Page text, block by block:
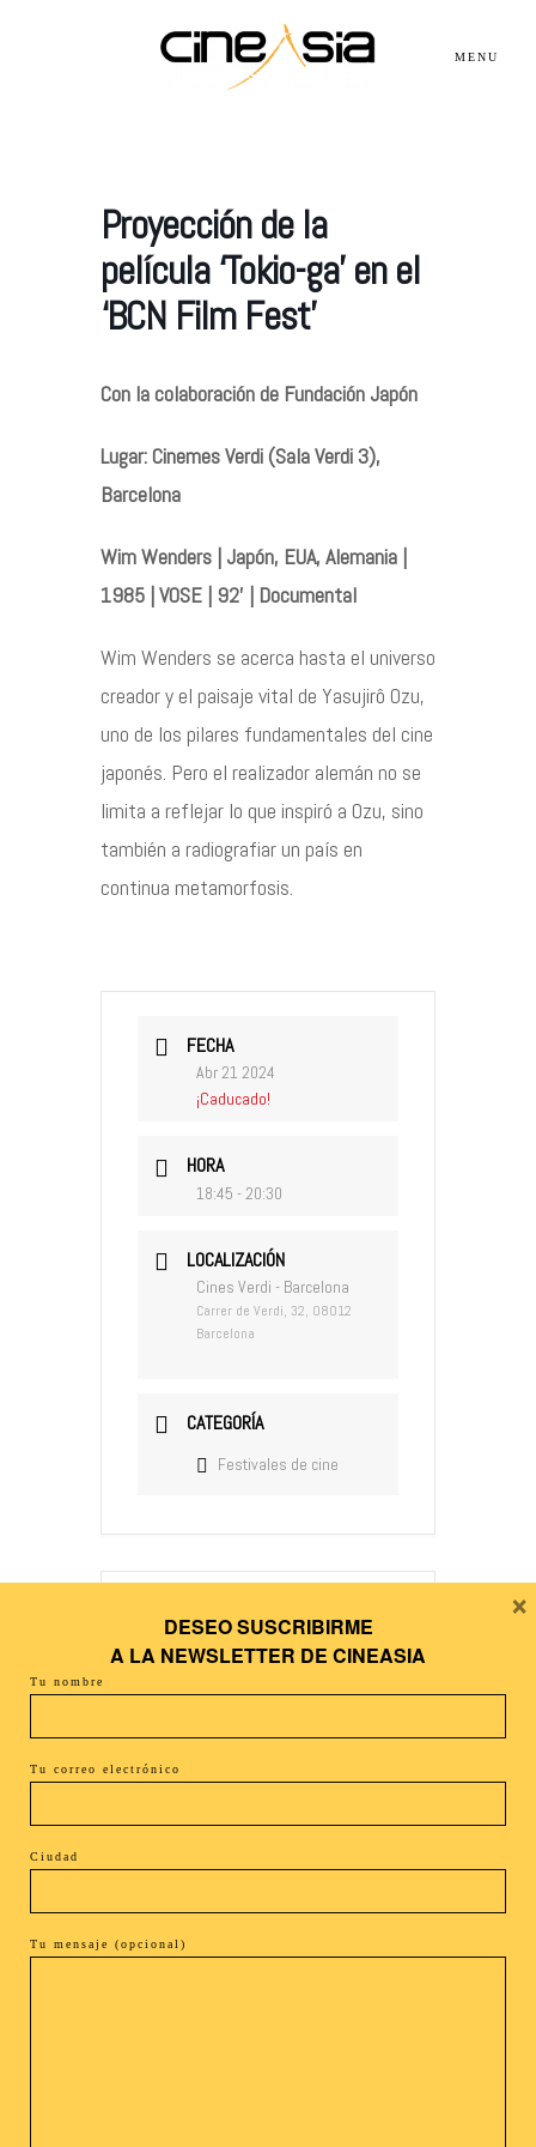
MENU
Proyección de la
película ‘Tokio-ga’ en el
‘BCN Film Fest’
Con la colaboración de Fundación Japón
Lugar: Cinemes Verdi (Sala Verdi 3),
Barcelona
Wim Wenders | Japón, EUA, Alemania |
1985 | VOSE | 92’ | Documental
Wim Wenders se acerca hasta el universo
creador y el paisaje vital de Yasujirô Ozu,
uno de los pilares fundamentales del cine
japonés. Pero el realizador alemán no se
limita a reflejar lo que inspiró a Ozu, sino
también a radiografiar un país en
continua metamorfosis.
FECHA
Abr 21 2024
¡Caducado!
HORA
18:45 - 20:30
LOCALIZACIÓN
Cines Verdi - Barcelona
Carrer de Verdi, 32, 08012
Barcelona
CATEGORÍA
Festivales de cine
+ Añadir Google Calendar
El evento está terminado.
DESEO SUSCRIBIRME
A LA NEWSLETTER DE CINEASIA
Tu nombre
Tu correo electrónico
Ciudad
Tu mensaje (opcional)
×